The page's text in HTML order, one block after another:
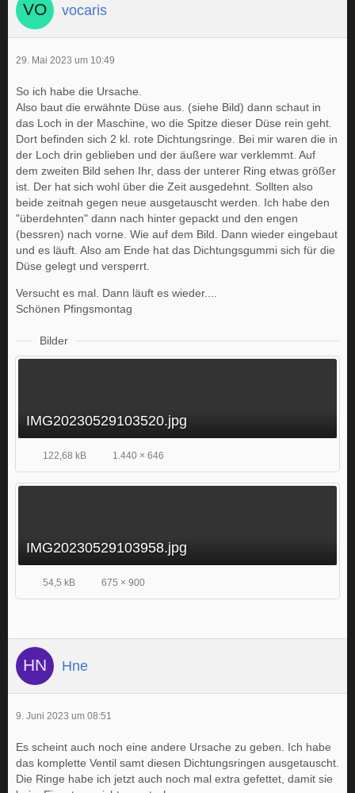
vocaris
29. Mai 2023 um 10:49
So ich habe die Ursache.
Also baut die erwähnte Düse aus. (siehe Bild) dann schaut in
das Loch in der Maschine, wo die Spitze dieser Düse rein geht.
Dort befinden sich 2 kl. rote Dichtungsringe. Bei mir waren die in
der Loch drin geblieben und der äußere war verklemmt. Auf
dem zweiten Bild sehen Ihr, dass der unterer Ring etwas größer
ist. Der hat sich wohl über die Zeit ausgedehnt. Sollten also
beide zeitnah gegen neue ausgetauscht werden. Ich habe den
"überdehnten" dann nach hinter gepackt und den engen
(bessren) nach vorne. Wie auf dem Bild. Dann wieder eingebaut
und es läuft. Also am Ende hat das Dichtungsgummi sich für die
Düse gelegt und versperrt.
Versucht es mal. Dann läuft es wieder....
Schönen Pfingsmontag
Bilder
IMG20230529103520.jpg
122,68 kB 1.440 × 646
IMG20230529103958.jpg
54,5 kB 675 × 900
Hne
9. Juni 2023 um 08:51
Es scheint auch noch eine andere Ursache zu geben. Ich habe
das komplette Ventil samt diesen Dichtungsringen ausgetauscht.
Die Ringe habe ich jetzt auch noch mal extra gefettet, damit sie